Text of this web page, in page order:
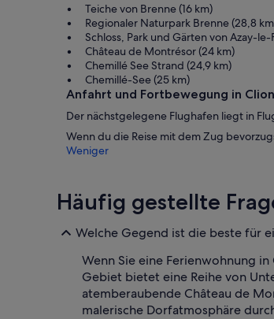
Teiche von Brenne (16 km)
Regionaler Naturpark Brenne (28,8
Schloss, Park und Gärten von Azay-le-
Château de Montrésor (24 km)
Chemillé See Strand (24,9 km)
Chemillé-See (25 km)
Anfahrt und Fortbewegung in Clion
Der nächstgelegene Flughafen liegt in
Wenn du die Reise mit dem Zug
Weniger
Häufig gestellte
Welche Gegend ist die beste für
Wenn Sie eine Ferienwohnung
Gebiet bietet eine Reihe von
atemberaubende Château de
malerische Dorfatmosphäre